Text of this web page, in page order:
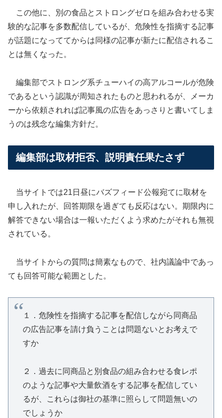
この他に、別の食品とストロングゼロを組み合わせる実
験的な記事を多数配信しているが、危険性を指摘する記事
が話題になっててからは同様の記事が新たに配信されるこ
とは無くなった。
編集部でストロング系チューハイの高アルコールが危険
であるという認識が周知されたものと思われるが、メーカ
ーから依頼されれば記事風の広告をあっさりと書いてしま
うのは残念な編集方針だ。
編集部は取材拒否、説明責任果たさず
当サイトでは21日昼にバズフィード公報宛てに取材を
申し入れたが、回答期限を過ぎても反応はない。期限内に
解答できない場合は一報いただくよう求めたがそれも無視
されている。
当サイトからの質問は簡素なもので、社内議論中であっ
ても回答可能な範囲とした。
１．危険性を指摘する記事を配信しながら同商品
の広告記事を請け負うことは問題ないとお考えで
すか
２．過去に同商品と別食品の組み合わせる食レポ
のような記事や大量飲酒をする記事を配信してい
るが、これらは御社の基準に照らして問題無いの
でしょうか